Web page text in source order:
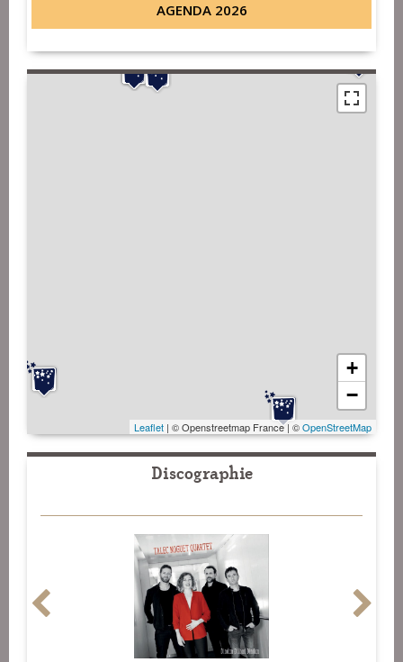
AGENDA 2026
+
−
Leaflet | © Openstreetmap France | ©OpenStreetMap
Discographie